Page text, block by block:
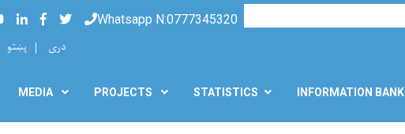
YoutubeLinkedIn
Facebook
TwitterWhatsapp N:0777345320Search
پښتو دری
MEDIA PROJECTS STATISTICS INFORMATION BANK